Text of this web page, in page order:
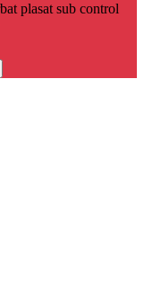
plasat sub control